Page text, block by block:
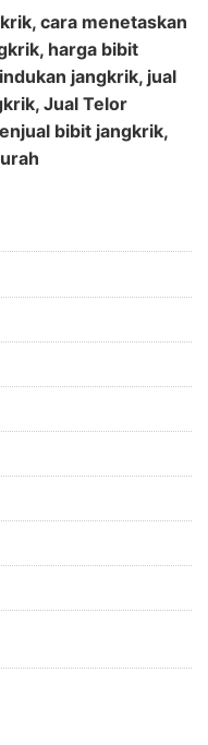
cara menetaskan
harga bibit
jangkrik, jual
Jual Telor
bibit jangkrik,